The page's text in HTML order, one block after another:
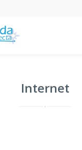
‎Internet